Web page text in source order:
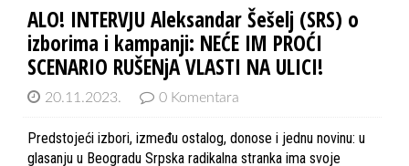
ALO! INTERVJU Aleksandar Šešelj (SRS) o
izborima i kampanji: NEĆE IM PROĆI
SCENARIO RUŠENjA VLASTI NA ULICI!
20.11.2023. 0 Komentara
Predstojeći izbori, između ostalog, donose i jednu novinu: u
glasanju u Beogradu Srpska radikalna stranka ima svoje